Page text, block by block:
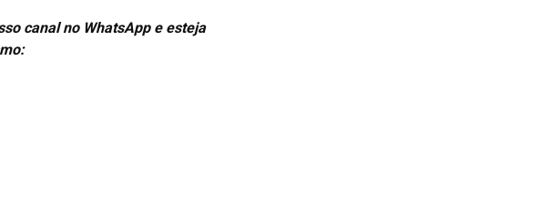
canal no WhatsApp e esteja